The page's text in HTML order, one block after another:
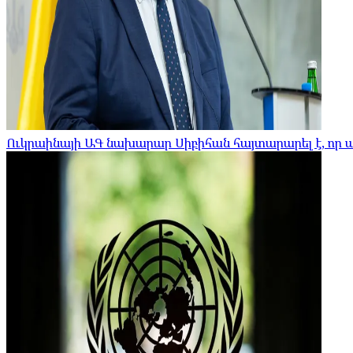
Ուկրաինայի ԱԳ նախարար Սիբիհան հայտարարել է, որ